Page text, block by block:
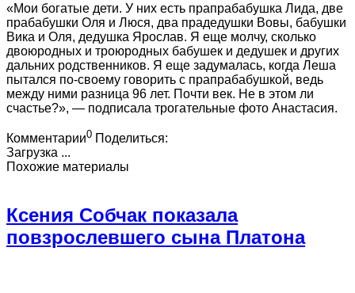
«Мои богатые дети. У них есть прапрабабушка Лида, две
прабабушки Оля и Люся, два прадедушки Вовы, бабушки
Вика и Оля, дедушка Ярослав. Я еще молчу, сколько
двоюродных и троюродных бабушек и дедушек и других
дальних родственников. Я еще задумалась, когда Леша
пытался по-своему говорить с прапрабабушкой, ведь
между ними разница 96 лет. Почти век. Не в этом ли
счастье?», — подписала трогательные фото Анастасия.
Комментарии0 Поделиться:
Загрузка ...
Похожие материалы
Ксения Собчак показала
повзрослевшего сына Платона